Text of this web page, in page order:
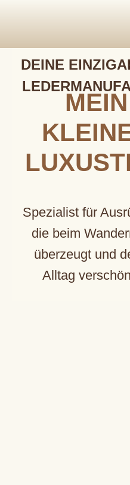
DEINE
MEIN
Spezialist für
die beim
überzeugt und
Alltag